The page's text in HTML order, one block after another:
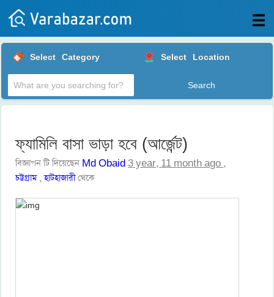
Posts
Login
Select Category Select Location
ফ্যামিলি বাসা ভাড়া হবে (আর্জেন্ট)
বিজ্ঞাপন টি দিয়েছেন Md Obaid 3 year, 11 month ago ,
চট্টগ্রাম,হাটহাজারীথেকে